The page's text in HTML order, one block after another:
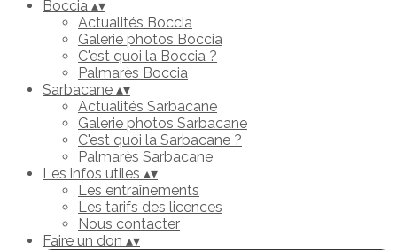
Boccia ▴▾
Actualités Boccia
Galerie photos Boccia
C'est quoi la Boccia ?
Palmarès Boccia
Sarbacane ▴▾
Actualités Sarbacane
Galerie photos Sarbacane
C'est quoi la Sarbacane ?
Palmarès Sarbacane
Les infos utiles ▴▾
Les entraînements
Les tarifs des licences
Nous contacter
Faire un don ▴▾